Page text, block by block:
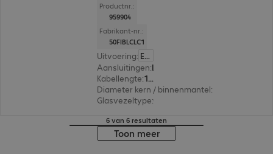
Productnr.:
959904
Fabrikant-nr.:
50FIBLCLC1
Uitvoering: Europa
Aansluitingen:
Kabellengte: 1 m
Diameter kern / binnenmantel:
Glasvezeltype:
6 van 6 resultaten
Toon meer